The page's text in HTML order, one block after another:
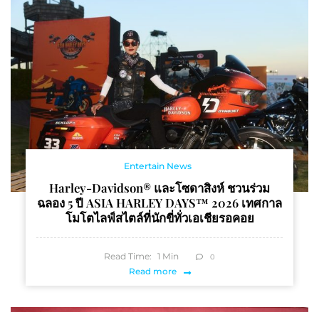
Entertain News
Harley-Davidson® และโซดาสิงห์ ชวนร่วม
ฉลอง 5 ปี ASIA HARLEY DAYS™ 2026 เทศกาล
โมโตไลฟ์สไตล์ที่นักขี่ทั่วเอเชียรอคอย
Read Time: 1 Min 0
Read more